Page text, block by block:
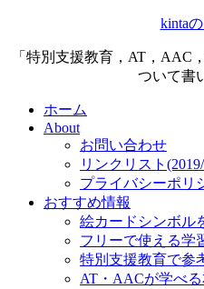
kinta
「特別支援教育，AT，AAC
ついて書
ホーム
About
お問い合わせ
リンクリスト
プライバシーポリ
おすすめ情報
絵カードシンボル
フリーで使える学
特別支援教育で参
AT・AACが学べ